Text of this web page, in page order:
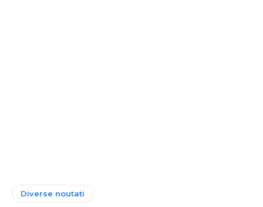
Diverse noutati